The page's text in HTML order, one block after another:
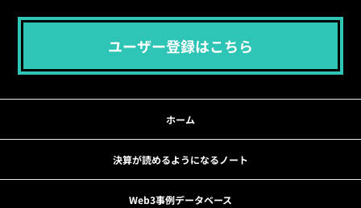
ユーザー登録はこちら
ホーム
決算が読めるようになるノート
Web3事例データベース